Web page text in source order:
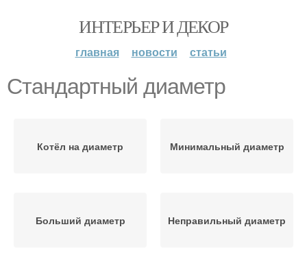
ИНТЕРЬЕР И ДЕКОР
главная новости статьи
Стандартный диаметр
Котёл на диаметр Минимальный диаметр
Больший диаметр Неправильный диаметр